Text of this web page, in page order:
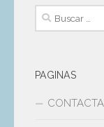
Buscar:
PAGINAS